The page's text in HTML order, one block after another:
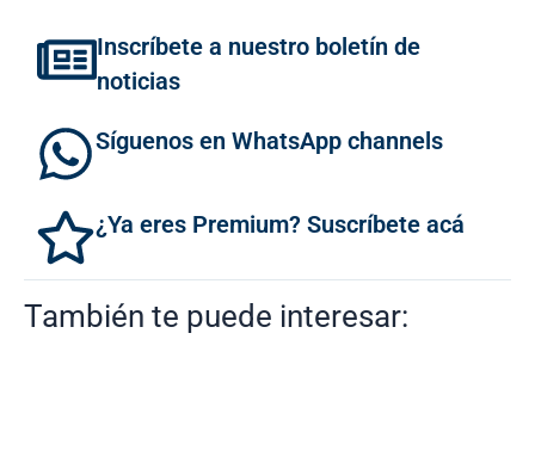
Inscríbete a nuestro boletín de
noticias
Síguenos en WhatsApp channels
¿Ya eres Premium? Suscríbete acá
También te puede interesar: